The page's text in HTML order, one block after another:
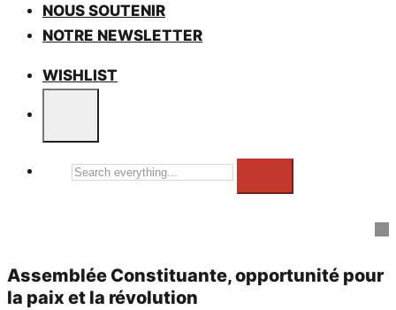
NOUS SOUTENIR
NOTRE NEWSLETTER
WISHLIST
Search
Assemblée Constituante, opportunité pour
la paix et la révolution